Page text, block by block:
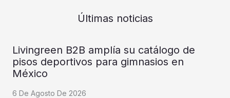
Últimas noticias
Livingreen B2B amplía su catálogo de
pisos deportivos para gimnasios en
México
6 De Agosto De 2026